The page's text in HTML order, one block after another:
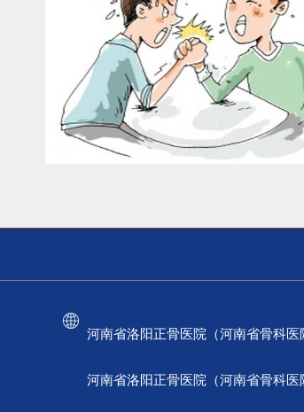
河南省洛阳正骨医院（河南省骨科
河南省洛阳正骨医院（河南省骨科